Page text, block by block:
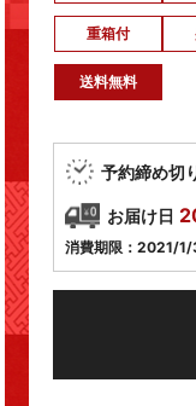
重箱付
送料無料
予約締め切
お届け日
消費期限：2021/1/